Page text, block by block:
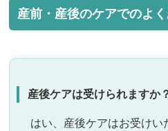
産前・産後のケアでのよ
産後ケアは受けられますか
はい、産後ケアはお受けい